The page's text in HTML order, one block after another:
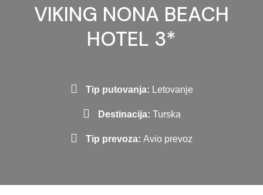
VIKING NONA BEACH
HOTEL 3*
Tip putovanja: Letovanje
Destinacija: Turska
Tip prevoza: Avio prevoz